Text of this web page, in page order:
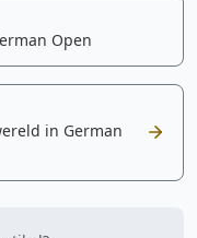
Open
in German